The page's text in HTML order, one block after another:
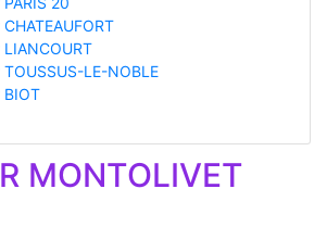
LE-NOBLE
BIOT
MONTOLIVET